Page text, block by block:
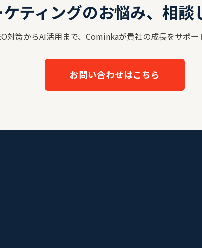
ティングのお悩み、相談
対策からAI活用まで、Cominkaが貴社の成長をサポー
お問い合わせはこちら